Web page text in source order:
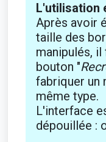
L'utilisation
Après avoir
taille des
manipulés,
bouton "
fabriquer un
même type.
L'interface
dépouillée :